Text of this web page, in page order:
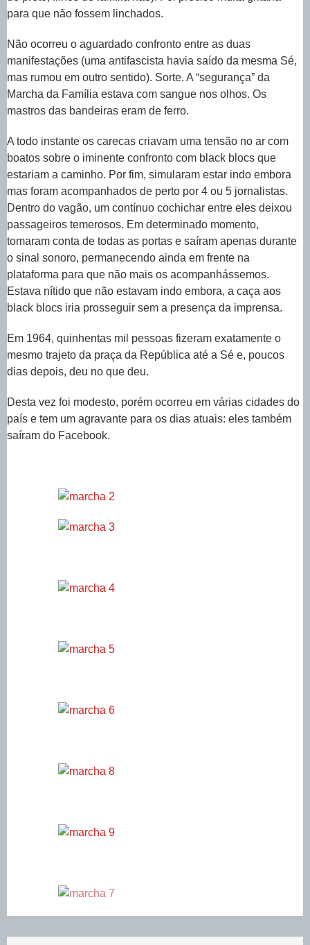
para que não fossem linchados.
Não ocorreu o aguardado confronto entre as duas
manifestações (uma antifascista havia saído da mesma Sé,
mas rumou em outro sentido). Sorte. A “segurança” da
Marcha da Família estava com sangue nos olhos. Os
mastros das bandeiras eram de ferro.
A todo instante os carecas criavam uma tensão no ar com
boatos sobre o iminente confronto com black blocs que
estariam a caminho. Por fim, simularam estar indo embora
mas foram acompanhados de perto por 4 ou 5 jornalistas.
Dentro do vagão, um contínuo cochichar entre eles deixou
passageiros temerosos. Em determinado momento,
tomaram conta de todas as portas e saíram apenas durante
o sinal sonoro, permanecendo ainda em frente na
plataforma para que não mais os acompanhássemos.
Estava nítido que não estavam indo embora, a caça aos
black blocs iria prosseguir sem a presença da imprensa.
Em 1964, quinhentas mil pessoas fizeram exatamente o
mesmo trajeto da praça da República até a Sé e, poucos
dias depois, deu no que deu.
Desta vez foi modesto, porém ocorreu em várias cidades do
país e tem um agravante para os dias atuais: eles também
saíram do Facebook.